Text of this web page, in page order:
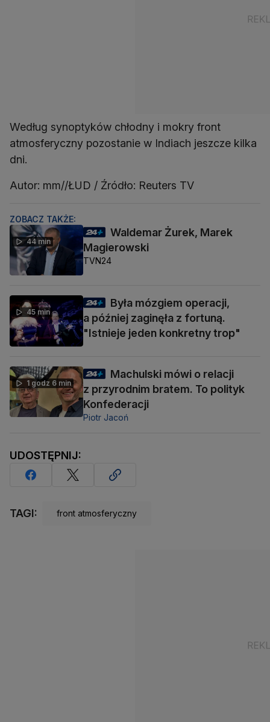
Według synoptyków chłodny i mokry front
atmosferyczny pozostanie w Indiach jeszcze kilka
dni.
Autor: mm//ŁUD / Źródło: Reuters TV
ZOBACZ TAKŻE:
44 min
Waldemar Żurek, Marek
Magierowski
TVN24
45 min
Była mózgiem operacji,
a później zaginęła z fortuną.
"Istnieje jeden konkretny trop"
1 godz 6 min
Machulski mówi o relacji
z przyrodnim bratem. To polityk
Konfederacji
Piotr Jacoń
UDOSTĘPNIJ:
TAGI: front atmosferyczny